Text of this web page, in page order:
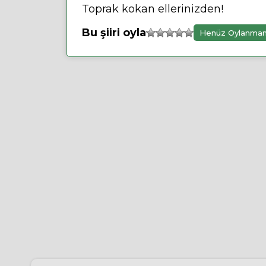
Toprak kokan ellerinizden!
Bu şiiri oyla
Henüz